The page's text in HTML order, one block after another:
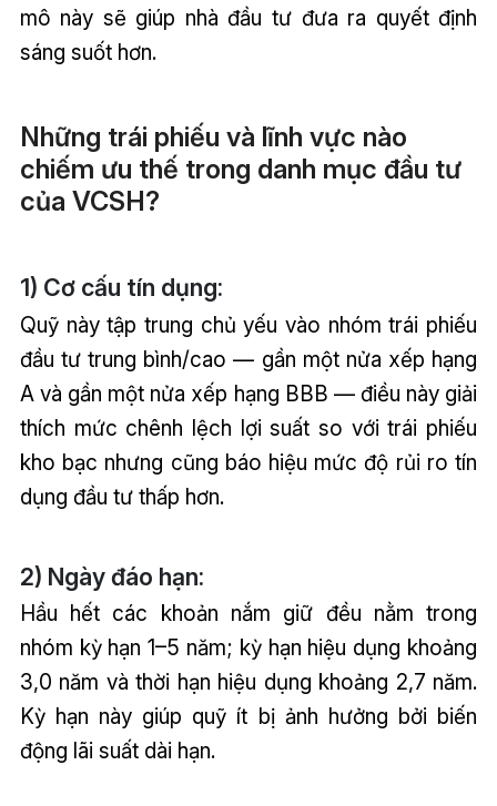
mô này sẽ giúp nhà đầu tư đưa ra quyết định
sáng suốt hơn.
Những trái phiếu và lĩnh vực nào
chiếm ưu thế trong danh mục đầu tư
của VCSH?
1) Cơ cấu tín dụng:
Quỹ này tập trung chủ yếu vào nhóm trái phiếu
đầu tư trung bình/cao — gần một nửa xếp hạng
A và gần một nửa xếp hạng BBB — điều này giải
thích mức chênh lệch lợi suất so với trái phiếu
kho bạc nhưng cũng báo hiệu mức độ rủi ro tín
dụng đầu tư thấp hơn.
2) Ngày đáo hạn:
Hầu hết các khoản nắm giữ đều nằm trong
nhóm kỳ hạn 1–5 năm; kỳ hạn hiệu dụng khoảng
3,0 năm và thời hạn hiệu dụng khoảng 2,7 năm.
Kỳ hạn này giúp quỹ ít bị ảnh hưởng bởi biến
động lãi suất dài hạn.